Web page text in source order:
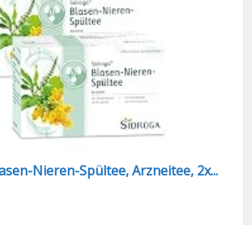
Nieren-Spültee, Arzneitee, 2x...